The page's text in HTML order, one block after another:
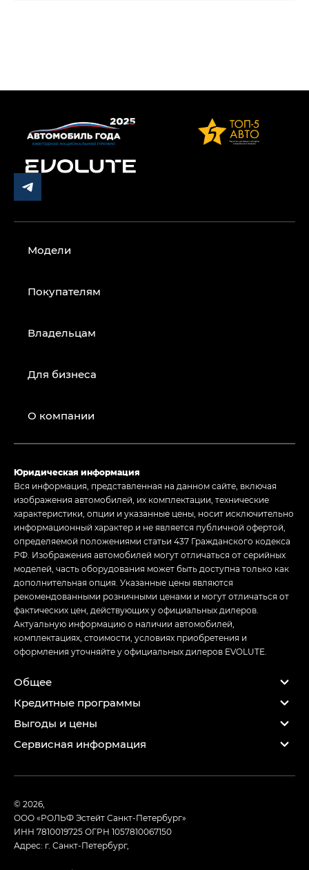
Модели
Покупателям
Владельцам
Для бизнеса
О компании
Юридическая информация
Вся информация, представленная на данном сайте, включая
изображения автомобилей, их комплектации, технические
характеристики, опции и указанные цены, носит исключительно
информационный характер и не является публичной офертой,
определяемой положениями статьи 437 Гражданского кодекса
РФ. Изображения автомобилей могут отличаться от серийных
моделей, часть оборудования может быть доступна только как
дополнительная опция. Указанные цены являются
рекомендованными розничными ценами и могут отличаться от
фактических цен, действующих у официальных дилеров.
Актуальную информацию о наличии автомобилей,
комплектациях, стоимости, условиях приобретения и
оформления уточняйте у официальных дилеров EVOLUTE.
Общее
Кредитные программы
Выгоды и цены
Сервисная информация
© 2026,
ООО «РОЛЬФ Эстейт Санкт-Петербург»
ИНН 7810019725ОГРН 1057810067150
Адрес: г. Санкт-Петербург,